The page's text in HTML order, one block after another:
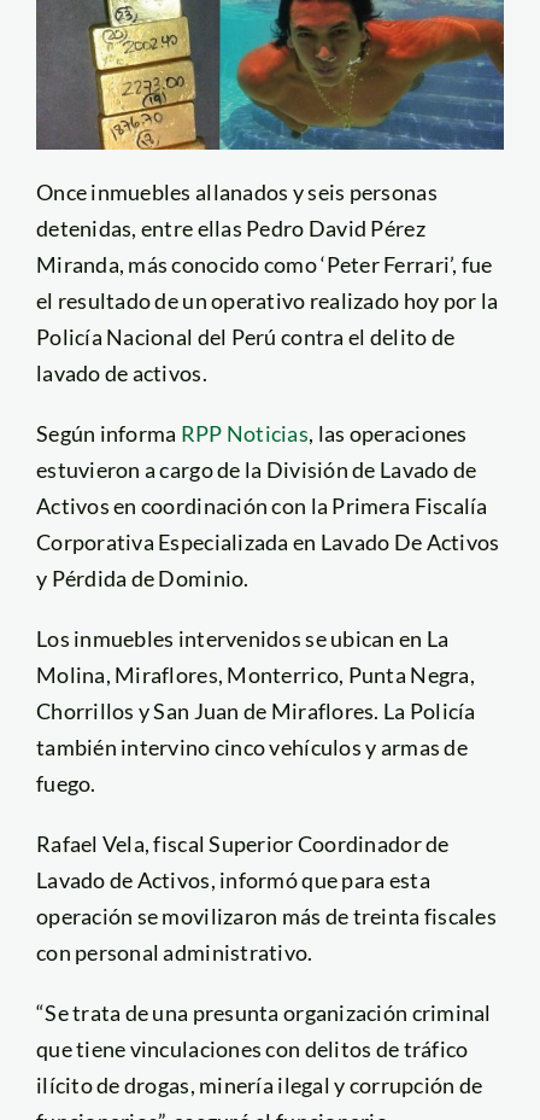
Once inmuebles allanados y seis personas
detenidas, entre ellas Pedro David Pérez
Miranda, más conocido como ‘Peter Ferrari’, fue
el resultado de un operativo realizado hoy por la
Policía Nacional del Perú contra el delito de
lavado de activos.
Según informa RPP Noticias, las operaciones
estuvieron a cargo de la División de Lavado de
Activos en coordinación con la Primera Fiscalía
Corporativa Especializada en Lavado De Activos
y Pérdida de Dominio.
Los inmuebles intervenidos se ubican en La
Molina, Miraflores, Monterrico, Punta Negra,
Chorrillos y San Juan de Miraflores. La Policía
también intervino cinco vehículos y armas de
fuego.
Rafael Vela, fiscal Superior Coordinador de
Lavado de Activos, informó que para esta
operación se movilizaron más de treinta fiscales
con personal administrativo.
“Se trata de una presunta organización criminal
que tiene vinculaciones con delitos de tráfico
ilícito de drogas, minería ilegal y corrupción de